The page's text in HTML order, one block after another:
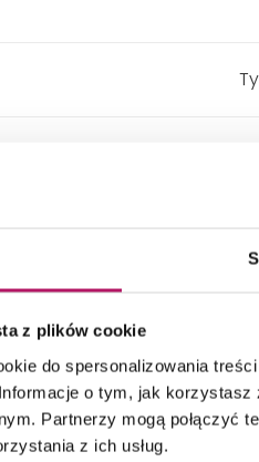
z plików cookie
do spersonalizowania
o tym, jak
Partnerzy mogą połączyć
z ich usług.